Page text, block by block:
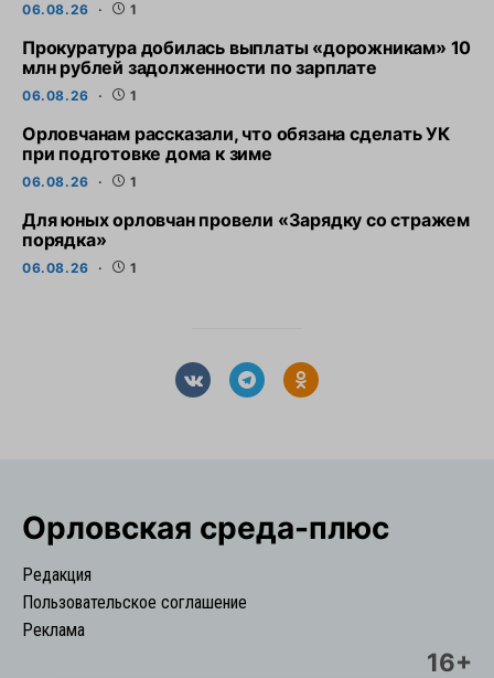
06.08.26 1
Прокуратура добилась выплаты «дорожникам» 10
млн рублей задолженности по зарплате
06.08.26 1
Орловчанам рассказали, что обязана сделать УК
при подготовке дома к зиме
06.08.26 1
Для юных орловчан провели «Зарядку со стражем
порядка»
06.08.26 1
Орловская cреда-плюс
Редакция
Пользовательское соглашение
Реклама
16+